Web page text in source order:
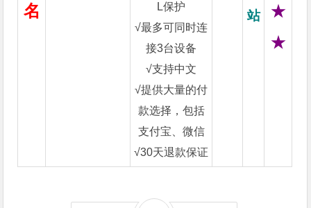
名
L保护
√最多可同时连
接3台设备
√支持中文
√提供大量的付
款选择，包括
支付宝、微信
√30天退款保证
站
★
★